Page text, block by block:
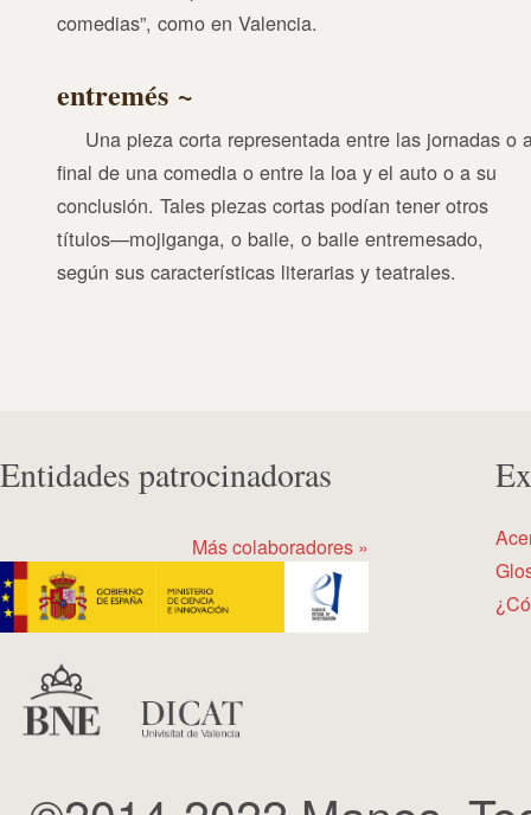
comedias”, como en Valencia.
entremés
Una pieza corta representada entre las jornadas o
final de una comedia o entre la loa y el auto o a su
conclusión. Tales piezas cortas podían tener otros
títulos—mojiganga, o baile, o baile entremesado,
según sus características literarias y teatrales.
Entidades patrocinadoras
Más colaboradores »